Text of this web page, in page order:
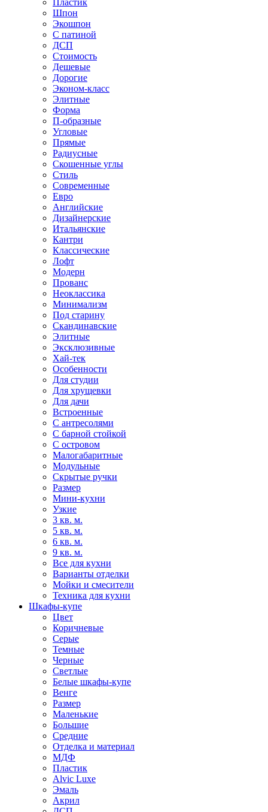
Пластик
Шпон
Экошпон
С патиной
ДСП
Стоимость
Дешевые
Дорогие
Эконом-класс
Элитные
Форма
П-образные
Угловые
Прямые
Радиусные
Скошенные углы
Стиль
Современные
Евро
Английские
Дизайнерские
Итальянские
Кантри
Классические
Лофт
Модерн
Прованс
Неоклассика
Минимализм
Под старину
Скандинавские
Элитные
Эксклюзивные
Хай-тек
Особенности
Для студии
Для хрущевки
Для дачи
Встроенные
С антресолями
С барной стойкой
С островом
Малогабаритные
Модульные
Скрытые ручки
Размер
Мини-кухни
Узкие
3 кв. м.
5 кв. м.
6 кв. м.
9 кв. м.
Все для кухни
Варианты отделки
Мойки и смесители
Техника для кухни
Шкафы-купе
Цвет
Коричневые
Серые
Темные
Черные
Светлые
Белые шкафы-купе
Венге
Размер
Маленькие
Большие
Средние
Отделка и материал
МДФ
Пластик
Alvic Luxe
Эмаль
Акрил